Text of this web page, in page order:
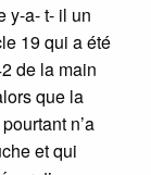
y-a- t- il un
19 qui a été
de la main
que la
n’a
et qui